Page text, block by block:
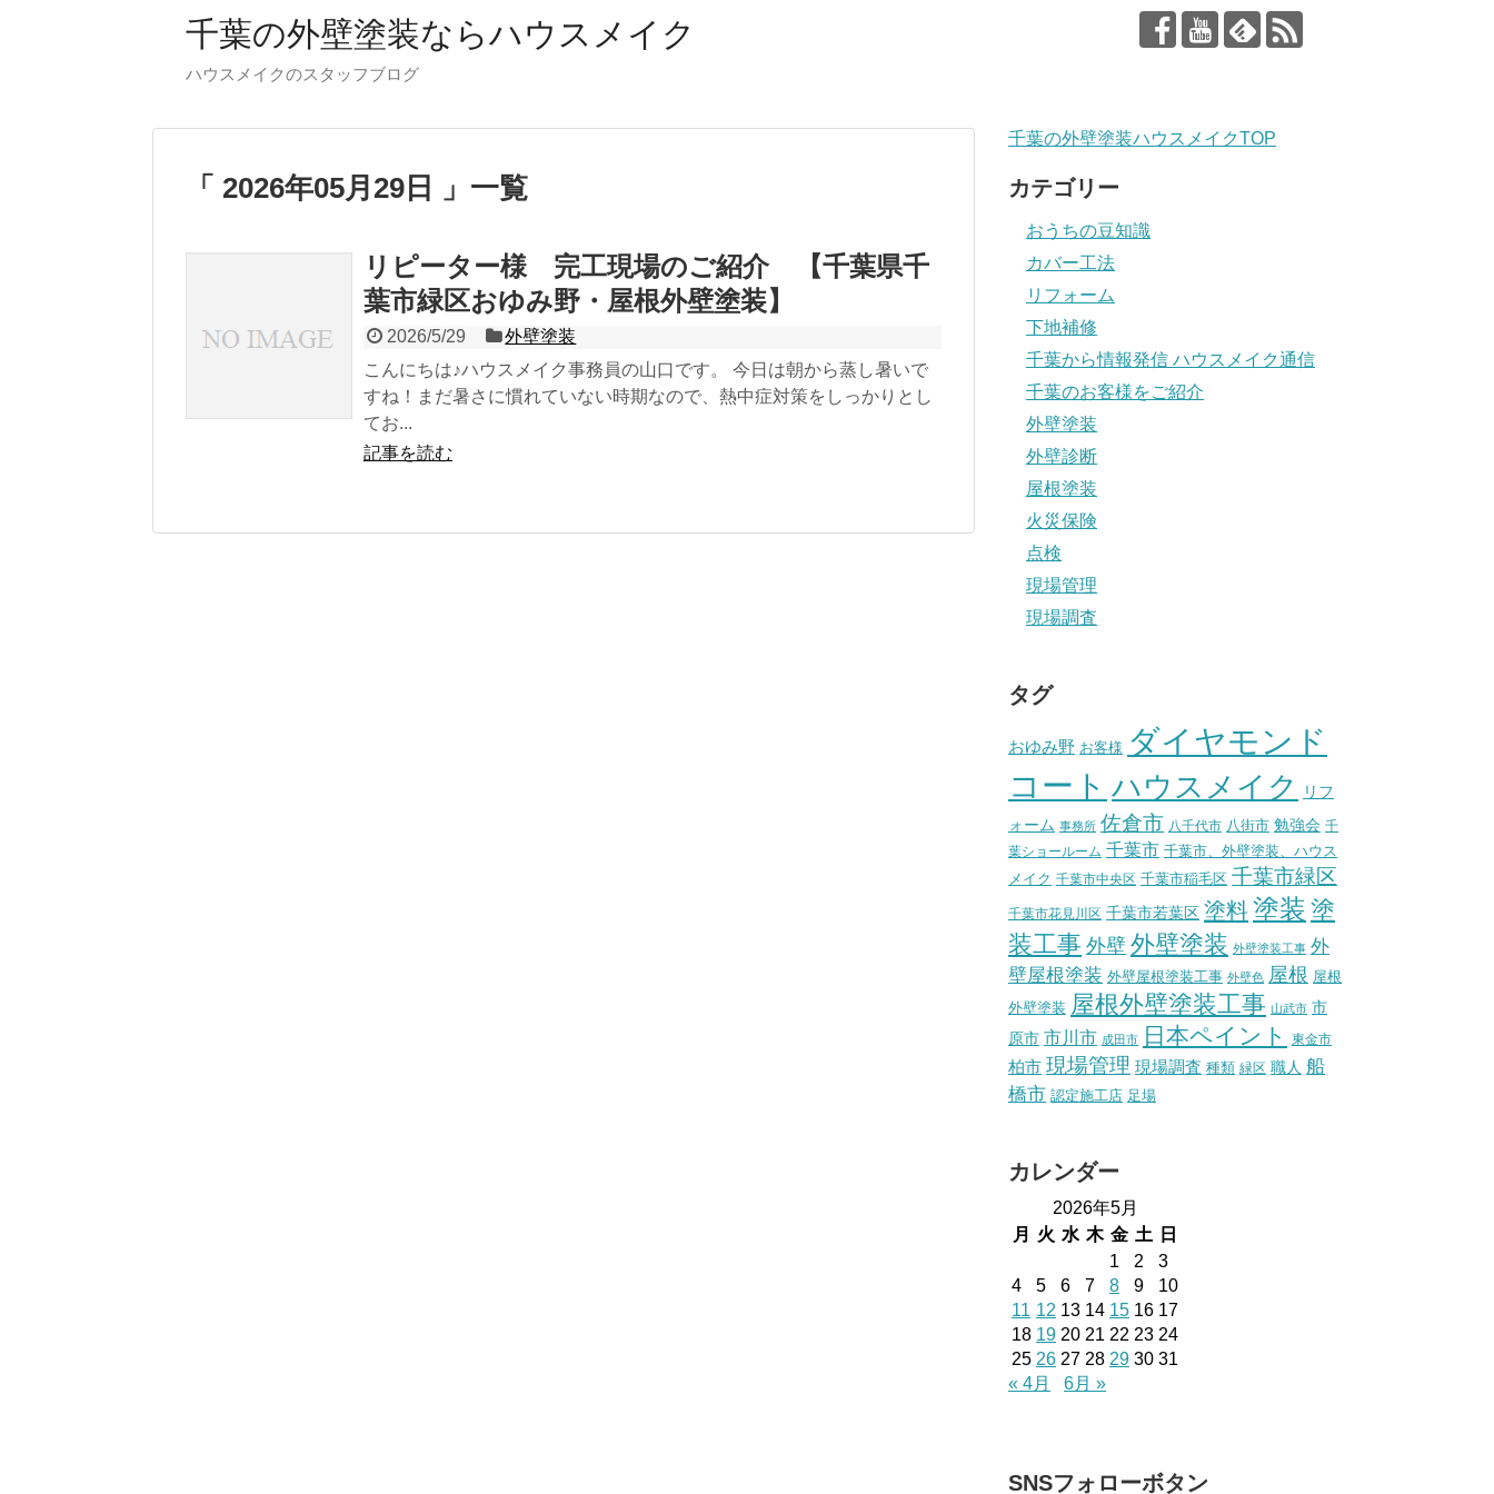
千葉の外壁塗装ならハウスメイク
ハウスメイクのスタッフブログ
「 2026年05月29日 」一覧
リピーター様 完工現場のご紹介 【千葉県千
葉市緑区おゆみ野・屋根外壁塗装】
2026/5/29
外壁塗装
こんにちは♪ハウスメイク事務員の山口です。 今日は朝から蒸し暑いで
すね！まだ暑さに慣れていない時期なので、熱中症対策をしっかりとし
てお...
記事を読む
千葉の外壁塗装ハウスメイクTOP
カテゴリー
おうちの豆知識
カバー工法
リフォーム
下地補修
千葉から情報発信 ハウスメイク通信
千葉のお客様をご紹介
外壁塗装
外壁診断
屋根塗装
火災保険
点検
現場管理
現場調査
タグ
おゆみ野 お客様 ダイヤモンド
コート ハウスメイク
リフ
ォーム 事務所 佐倉市 八千代市 八街市 勉強会 千
葉ショールーム 千葉市 千葉市、外壁塗装、ハウス
メイク 千葉市中央区 千葉市稲毛区 千葉市緑区
千葉市花見川区 千葉市若葉区 塗料塗装 塗
装工事 外壁 外壁塗装 外壁塗装工事 外
壁屋根塗装 外壁屋根塗装工事 外壁色 屋根 屋根
外壁塗装 屋根外壁塗装工事 山武市 市
原市 市川市 成田市 日本ペイント 東金市
柏市 現場管理 現場調査 種類 緑区 職人 船
橋市 認定施工店 足場
カレンダー
2026年5月
月
火 水 木 金 土
日
1
2
3
4
5 6 7 8 9
10
11 12 13 14 15 16 17
18 19 20 21 22 23 24
25 26 27 28 29 30 31
« 4月
6月 »
SNSフォローボタン